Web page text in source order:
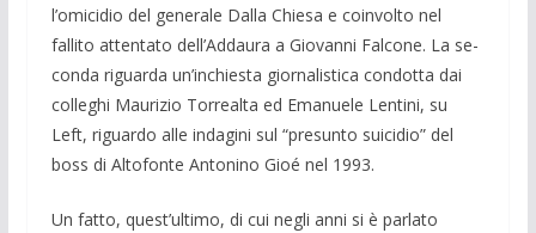
l’omicidio del generale Dalla Chiesa e coinvolto nel
fallito attentato dell’Addaura a Giovanni Falcone. La se­
conda riguarda un’inchiesta giornalistica condotta dai
colleghi Maurizio Torrealta ed Emanuele Lentini, su
Left, riguardo alle indagini sul “presunto suicidio” del
boss di Altofonte Antonino Gioé nel 1993.
Un fatto, quest’ultimo, di cui negli anni si è parlato